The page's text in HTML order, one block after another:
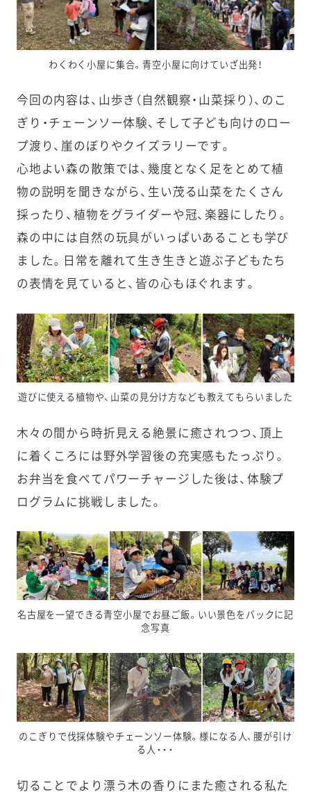
わくわく小屋に集合。青空小屋に向けていざ出発！
今回の内容は、山歩き（自然観察・山菜採り）、のこ
ぎり・チェーンソー体験、そして子ども向けのロー
プ渡り、崖のぼりやクイズラリーです。
心地よい森の散策では、幾度となく足をとめて植
物の説明を聞きながら、生い茂る山菜をたくさん
採ったり、植物をグライダーや冠、楽器にしたり。
森の中には自然の玩具がいっぱいあることも学び
ました。日常を離れて生き生きと遊ぶ子どもたち
の表情を見ていると、皆の心もほぐれます。
遊びに使える植物や、山菜の見分け方なども教えてもらいました
木々の間から時折見える絶景に癒されつつ、頂上
に着くころには野外学習後の充実感もたっぷり。
お弁当を食べてパワーチャージした後は、体験プ
ログラムに挑戦しました。
名古屋を一望できる青空小屋でお昼ご飯。いい景色をバックに記
念写真
のこぎりで伐採体験やチェーンソー体験。様になる人、腰が引け
る人・・・
切ることでより漂う木の香りにまた癒される私た